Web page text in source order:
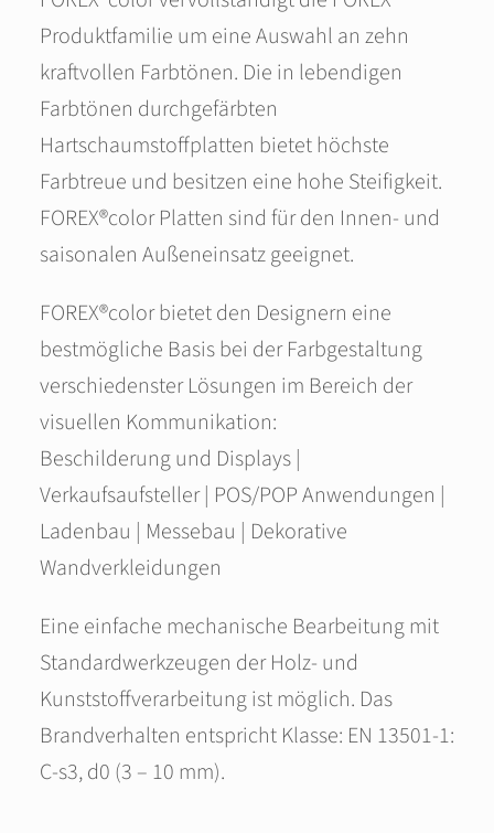
Produktfamilie um eine Auswahl an zehn
kraftvollen Farbtönen. Die in lebendigen
Farbtönen durchgefärbten
Hartschaumstoffplatten bietet höchste
Farbtreue und besitzen eine hohe Steifigkeit.
FOREX®color Platten sind für den Innen- und
saisonalen Außeneinsatz geeignet.
FOREX®color bietet den Designern eine
bestmögliche Basis bei der Farbgestaltung
verschiedenster Lösungen im Bereich der
visuellen Kommunikation:
Beschilderung und Displays |
Verkaufsaufsteller | POS/POP Anwendungen |
Ladenbau | Messebau | Dekorative
Wandverkleidungen
Eine einfache mechanische Bearbeitung mit
Standardwerkzeugen der Holz- und
Kunststoffverarbeitung ist möglich. Das
Brandverhalten entspricht Klasse: EN 13501-1:
C-s3, d0 (3 – 10 mm).